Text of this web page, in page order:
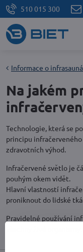
510 015 300
Informace o
Na jakém
Technologie, která se
principu
zdravotních výhod.
Infračervené světlo je
pouhým okem vidět.
Hlavní vlastností
proniknout do lidské
Pravidelné používání